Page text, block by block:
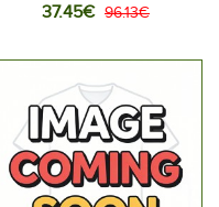
Vieraspeliasu 2026-27
housut)
37.45€ 96.13€